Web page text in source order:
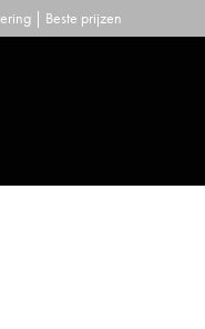
| Beste prijzen